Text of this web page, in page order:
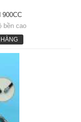
900CC
bền cao